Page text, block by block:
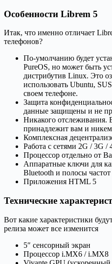
Особенности Librem 5
Итак, что именно отличает
телефонов?
По-умолчанию будет
PureOS, но может быть
дистрибутив Linux. Это
использовать Ubuntu,
своем телефоне.
Защита
данные защищены и не
Никакого отслеживания.
принадлежит вам и никем
Комплексная
Работа с сетями 2G / 3G
Процессор отдельно от
Аппаратные ключи для
Bluetooth и полосы частот
Приложения HTML 5
Технические
Вот какие характеристики
релиза может все изменится
5″ сенсорный экран
Процессор i.MX6 / i.MX8